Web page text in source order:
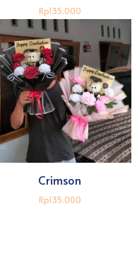
Rp135.000
Crimson
Rp135.000